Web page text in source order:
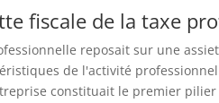
fiscale de la taxe
reposait sur une
de l'activité
constituait le premier pilier